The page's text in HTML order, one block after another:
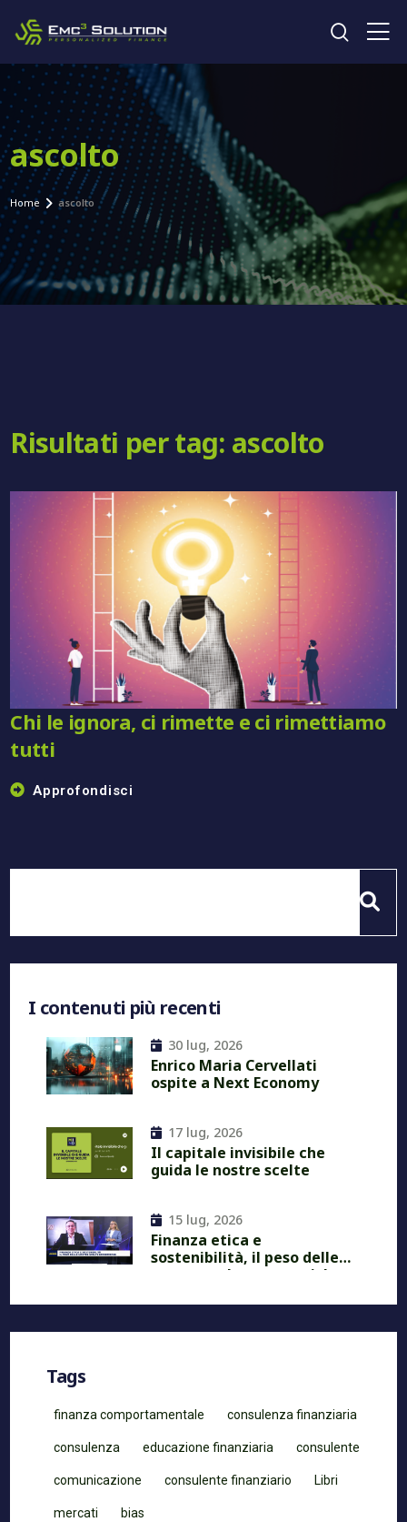
ascolto
Home ascolto
Risultati per tag: ascolto
Chi le ignora, ci rimette e ci rimettiamo
tutti
Approfondisci
I contenuti più recenti
30 lug, 2026
Enrico Maria Cervellati
ospite a Next Economy
17 lug, 2026
Il capitale invisibile che
guida le nostre scelte
15 lug, 2026
Finanza etica e
sostenibilità, il peso delle
nostre scelte economiche
Tags
finanza comportamentale consulenza finanziaria
consulenza educazione finanziaria consulente
comunicazione consulente finanziario Libri
mercati bias